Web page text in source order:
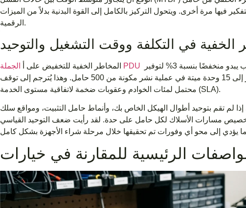
فيها مرة أخرى. ويتحول التركيز بالكامل إلى القوة البدنية بدلاً من الميزات
الرقمية.
الخفية في التكلفة ووقت التشغيل والتوحيد
المخاطر الخفية للتخفيض على أ الجملة PDU
بضعة دولارات في عملية الشراء الأولية، فأنت تنظر إلى 15 وحدة ميتة في عملية نشر مكونة من 500 حامل. وهذا يُترجم إلى توقف
محتمل لمئات الخوادم وعقوبات ضخمة لاتفاقية مستوى الخدمة (SLA).
إذا لم تقم بتوحيد أطوال الهيكل الخاص بك، وأنماط حامل التثبيت، ومواقع سلك
مسارات الأسلاك لكل حامل على حدة. لقد رأيت ضعف التوحيد القياسي